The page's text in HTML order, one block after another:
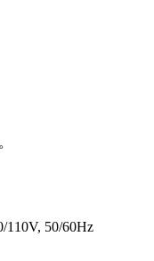
110V, 50/60Hz